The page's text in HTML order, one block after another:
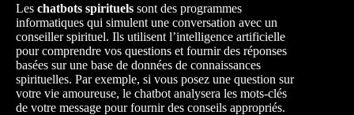
Les chatbots spirituels sont des programmes
informatiques qui simulent une conversation avec un
conseiller spirituel. Ils utilisent l’intelligence artificielle
pour comprendre vos questions et fournir des réponses
basées sur une base de données de connaissances
spirituelles. Par exemple, si vous posez une question sur
votre vie amoureuse, le chatbot analysera les mots-clés
de votre message pour fournir des conseils appropriés.